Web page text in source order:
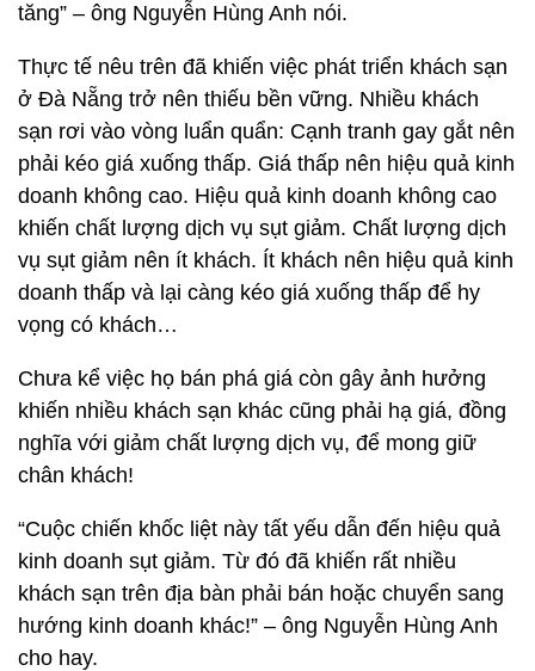
tăng” – ông Nguyễn Hùng Anh nói.
Thực tế nêu trên đã khiến việc phát triển khách sạn
ở Đà Nẵng trở nên thiếu bền vững. Nhiều khách
sạn rơi vào vòng luẩn quẩn: Cạnh tranh gay gắt nên
phải kéo giá xuống thấp. Giá thấp nên hiệu quả kinh
doanh không cao. Hiệu quả kinh doanh không cao
khiến chất lượng dịch vụ sụt giảm. Chất lượng dịch
vụ sụt giảm nên ít khách. Ít khách nên hiệu quả kinh
doanh thấp và lại càng kéo giá xuống thấp để hy
vọng có khách…
Chưa kể việc họ bán phá giá còn gây ảnh hưởng
khiến nhiều khách sạn khác cũng phải hạ giá, đồng
nghĩa với giảm chất lượng dịch vụ, để mong giữ
chân khách!
“Cuộc chiến khốc liệt này tất yếu dẫn đến hiệu quả
kinh doanh sụt giảm. Từ đó đã khiến rất nhiều
khách sạn trên địa bàn phải bán hoặc chuyển sang
hướng kinh doanh khác!” – ông Nguyễn Hùng Anh
cho hay.